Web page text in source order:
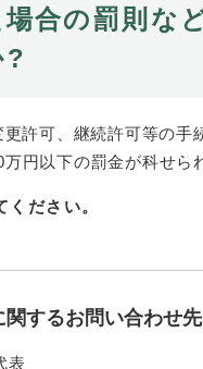
合の罰則な
?
許可、継続許可等の手
円以下の罰金が科せら
ださい。
関するお問い合わせ先
表